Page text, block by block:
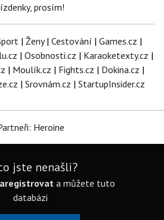
prosím!
| Ženy| Cestování | Games.cz |
| Osobnosti.cz | Karaoketexty.cz |
| Moulík.cz | Fights.cz | Dokina.cz |
| Srovnám.cz | StartupInsider.cz
Heroine
jste nenašli?
a můžete tuto
databázi